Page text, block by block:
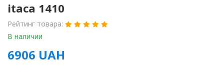
itaca 1410
Рейтинг товара:
В наличии
6906 UAH